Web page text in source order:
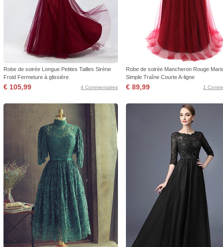
Robe de soirée Longue Petites Tailles Sirène
Froid Fermeture à glissière
€ 105,99 4 Commentaires
Robe de soirée Mancheron Rouge
Simple Traîne Courte A-ligne
€ 89,99 1